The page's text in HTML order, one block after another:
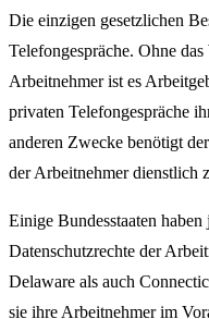
Die einzigen gesetzlichen
Telefongespräche. Ohne
Arbeitnehmer ist es
privaten Telefongespräche
anderen Zwecke benötigt
der Arbeitnehmer dienstlich
Einige Bundesstaaten
Datenschutzrechte der
Delaware als auch
sie ihre Arbeitnehmer im